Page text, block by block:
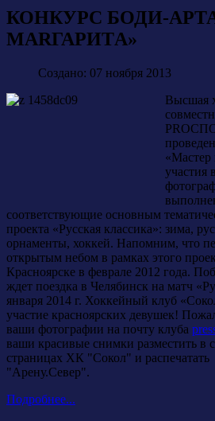
КОНКУРС БОДИ-
МАRГАРИTА»
Создано: 07 ноября 2013
Высшая
участия
соответствующие основным
проекта «Русская классика»: зима,
орнаменты, хоккей. Напомним, что
открытым небом в рамках этого
Красноярске в феврале 2012 года.
ждет поездка в Челябинск на матч
января 2014 г. Хоккейный клуб
участие красноярских девушек!
ваши фотографии на почту клуба
ваши красивые снимки разместить в
страницах ХК "Сокол" и
"Арену.Север".
Подробнее...